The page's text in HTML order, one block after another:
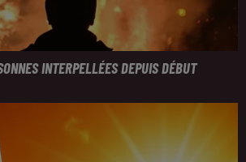
INTERPELLÉES DEPUIS DÉBUT